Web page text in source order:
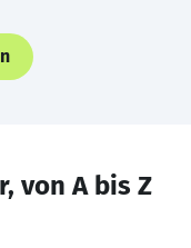
von A bis Z